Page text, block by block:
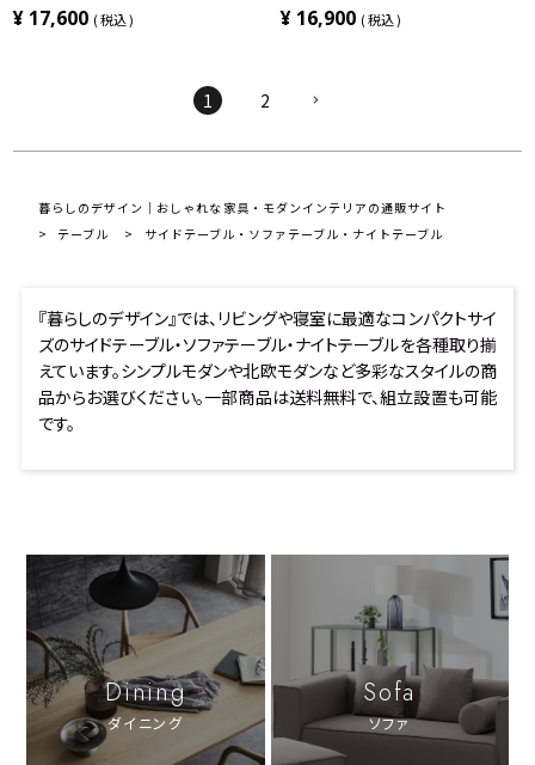
ク スタンディングデスク サイドテーブル
ソファテーブル ベッド
¥ 17,600 税込
ック ホワイト
¥ 16,900 税込
1 2
暮らしのデザイン｜おしゃれな家具・モダンインテリアの通販サイト
テーブル
サイドテーブル・ソファテーブル・ナイトテーブル
『暮らしのデザイン』では、リビングや寝室に最適なコンパクトサイ
ズのサイドテーブル・ソファテーブル・ナイトテーブルを各種取り揃
えています。シンプルモダンや北欧モダンなど多彩なスタイルの商
品からお選びください。一部商品は送料無料で、組立設置も可能
です。
Dining
ダイニング
Sofa
ソファ